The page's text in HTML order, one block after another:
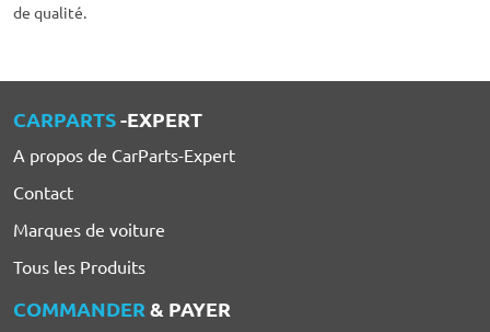
de qualité.
CARPARTS-EXPERT
A propos de CarParts-Expert
Contact
Marques de voiture
Tous les Produits
COMMANDER & PAYER